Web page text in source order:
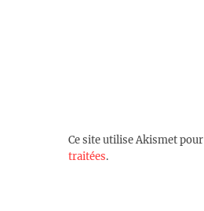
Ce site utilise Akismet
traitées.